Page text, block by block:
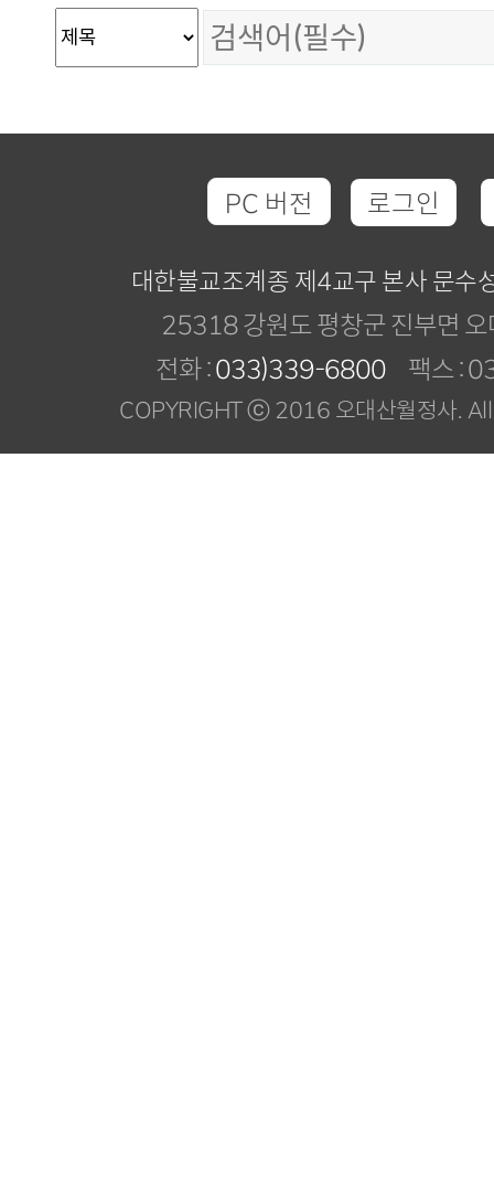
PC 버전 로그인
대한불교조계종 제4교구 본사 문수
25318 강원도 평창군 진부면
전화 :033)339-6800 팩스 :
COPYRIGHT ⓒ 2016 오대산월정사.